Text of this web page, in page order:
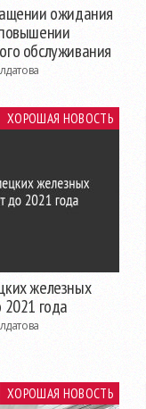
ожидания
обслуживания
ХОРОШАЯ НОВОСТЬ
железных
года
ХОРОШАЯ НОВОСТЬ